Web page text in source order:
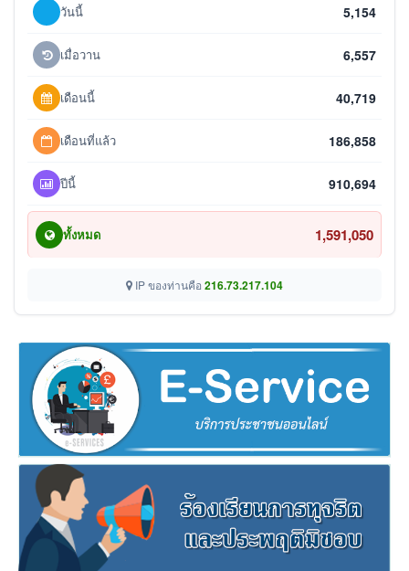
วันนี้ 5,154
เมื่อวาน 6,557
เดือนนี้ 40,719
เดือนที่แล้ว 186,858
ปีนี้ 910,694
ทั้งหมด 1,591,050
IP ของท่านคือ 216.73.217.104